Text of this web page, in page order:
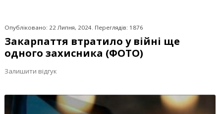
Опубліковано: 22 Липня, 2024. Переглядів: 1876
Закарпаття втратило у війні ще
одного захисника (ФОТО)
Залишити відгук